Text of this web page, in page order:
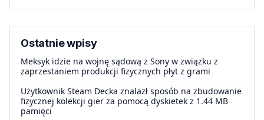
Ostatnie wpisy
Meksyk idzie na wojnę sądową z Sony w związku z
zaprzestaniem produkcji fizycznych płyt z grami
Użytkownik Steam Decka znalazł sposób na zbudowanie
fizycznej kolekcji gier za pomocą dyskietek z 1.44 MB
pamięci